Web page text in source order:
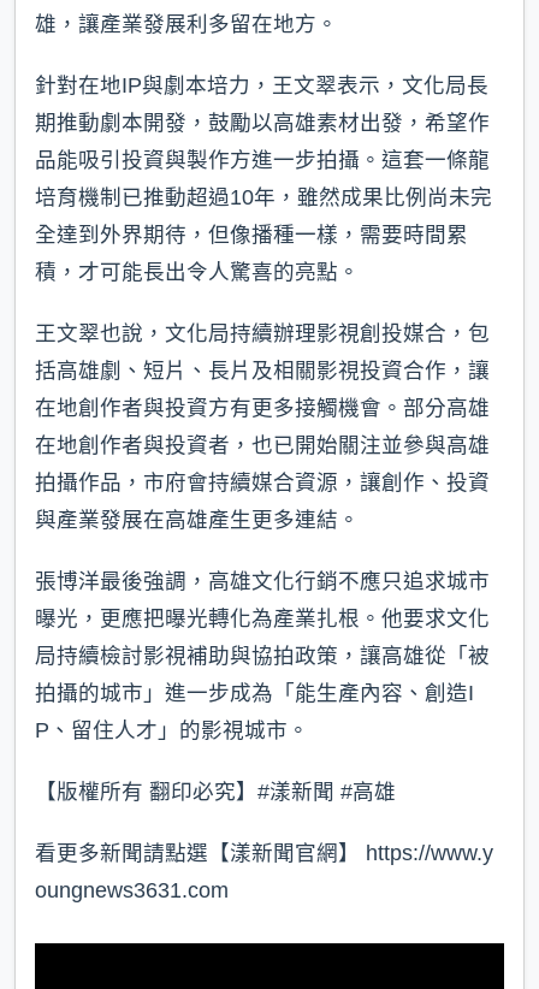
雄，讓產業發展利多留在地方。
針對在地IP與劇本培力，王文翠表示，文化局長
期推動劇本開發，鼓勵以高雄素材出發，希望作
品能吸引投資與製作方進一步拍攝。這套一條龍
培育機制已推動超過10年，雖然成果比例尚未完
全達到外界期待，但像播種一樣，需要時間累
積，才可能長出令人驚喜的亮點。
王文翠也說，文化局持續辦理影視創投媒合，包
括高雄劇、短片、長片及相關影視投資合作，讓
在地創作者與投資方有更多接觸機會。部分高雄
在地創作者與投資者，也已開始關注並參與高雄
拍攝作品，市府會持續媒合資源，讓創作、投資
與產業發展在高雄產生更多連結。
張博洋最後強調，高雄文化行銷不應只追求城市
曝光，更應把曝光轉化為產業扎根。他要求文化
局持續檢討影視補助與協拍政策，讓高雄從「被
拍攝的城市」進一步成為「能生產內容、創造I
P、留住人才」的影視城市。
【版權所有 翻印必究】#漾新聞 #高雄
看更多新聞請點選【漾新聞官網】 https://www.y
oungnews3631.com⁠